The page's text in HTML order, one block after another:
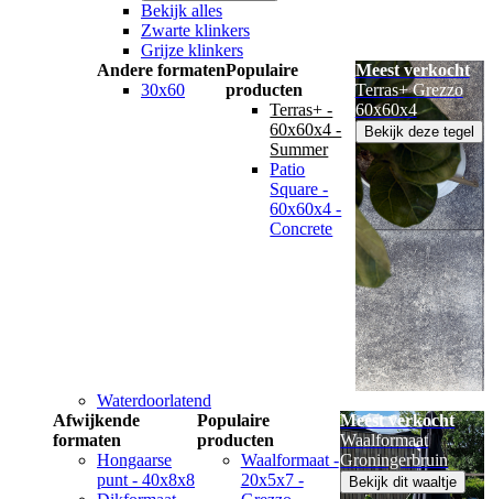
Bekijk alles
Zwarte klinkers
Grijze klinkers
Andere formaten
30x60
Populaire
producten
Terras+ -
60x60x4 -
Summer
Patio
Square -
60x60x4 -
Concrete
Meest verkocht
Terras+ Grezzo
60x60x4
Bekijk deze tegel
Waterdoorlatend
Afwijkende
formaten
Hongaarse
punt - 40x8x8
Populaire
producten
Waalformaat -
20x5x7 -
Meest verkocht
Waalformaat
Groningerbruin
Bekijk dit waaltje